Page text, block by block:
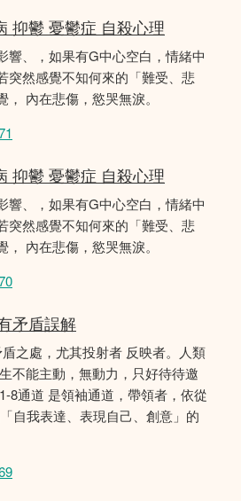
抑鬱 憂鬱症 自殺心理
響、，如果有G中心空白，情緒中
突然感覺不知何來的「難受、悲
內在悲傷，慾哭無淚。
抑鬱 憂鬱症 自殺心理
響、，如果有G中心空白，情緒中
突然感覺不知何來的「難受、悲
內在悲傷，慾哭無淚。
矛盾誤解
之處，尤其投射者 反映者。人類
不能主動，無動力，只好待待邀
8通道 是領袖通道，帶領者，依從
自我表達、表現自己、創意」的